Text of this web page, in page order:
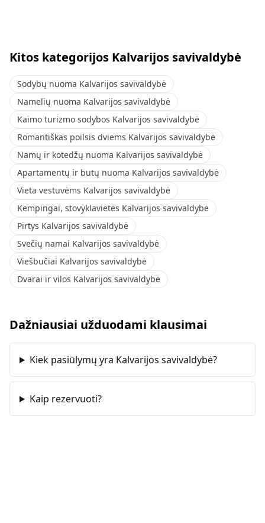
Kitos kategorijos Kalvarijos savivaldybė
Sodybų nuoma Kalvarijos savivaldybė
Namelių nuoma Kalvarijos savivaldybė
Kaimo turizmo sodybos Kalvarijos savivaldybė
Romantiškas poilsis dviems Kalvarijos savivaldybė
Namų ir kotedžų nuoma Kalvarijos savivaldybė
Apartamentų ir butų nuoma Kalvarijos savivaldybė
Vieta vestuvėms Kalvarijos savivaldybė
Kempingai, stovyklavietės Kalvarijos savivaldybė
Pirtys Kalvarijos savivaldybė
Svečių namai Kalvarijos savivaldybė
Viešbučiai Kalvarijos savivaldybė
Dvarai ir vilos Kalvarijos savivaldybė
Dažniausiai užduodami klausimai
Kiek pasiūlymų yra Kalvarijos savivaldybė?
Kaip rezervuoti?